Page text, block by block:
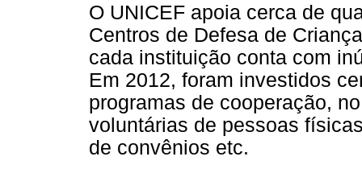
O UNICEF apoia cerca de
Centros de Defesa de
cada instituição conta com
Em 2012, foram investidos
programas de cooperação,
voluntárias de pessoas
de convênios etc.